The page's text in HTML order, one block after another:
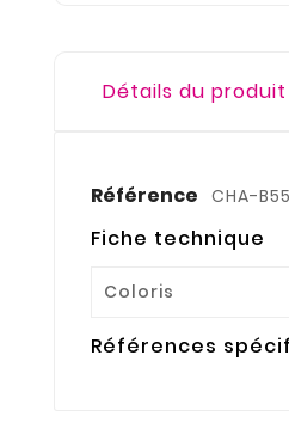
Détails du produit
Référence CHA-
Fiche technique
Coloris
Références